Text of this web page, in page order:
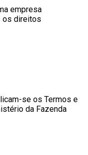
empresa
os direitos
se os Termos e
da Fazenda